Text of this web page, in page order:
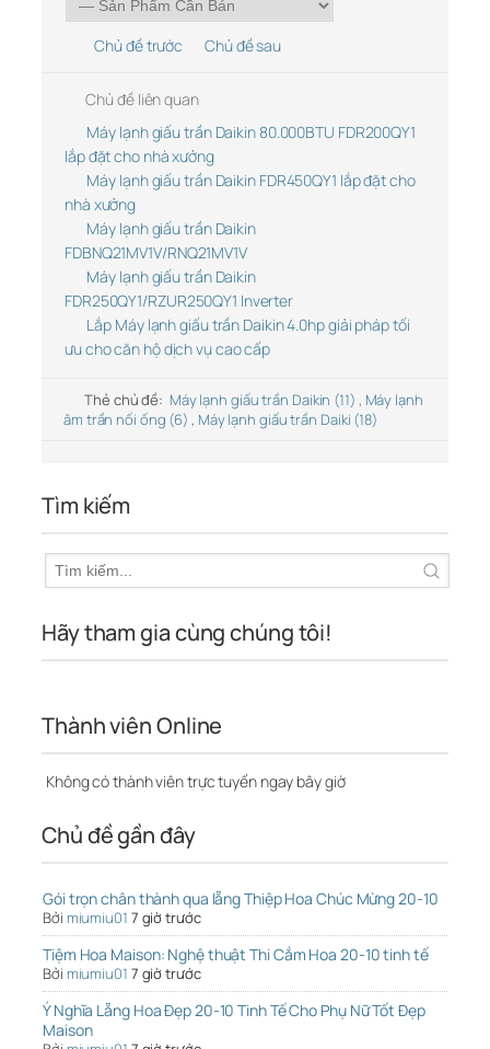
Chủ đề trước Chủ đề sau
Chủ đề liên quan
Máy lạnh giấu trần Daikin 80.000BTU FDR200QY1
lắp đặt cho nhà xưởng
Máy lạnh giấu trần Daikin FDR450QY1 lắp đặt cho
nhà xưởng
Máy lạnh giấu trần Daikin
FDBNQ21MV1V/RNQ21MV1V
Máy lạnh giấu trần Daikin
FDR250QY1/RZUR250QY1 Inverter
Lắp Máy lạnh giấu trần Daikin 4.0hp giải pháp tối
ưu cho căn hộ dịch vụ cao cấp
Thẻ chủ đề: Máy lạnh giấu trần Daikin (11) , Máy lạnh
âm trần nối ống (6), Máy lạnh giấu trần Daiki (18)
Tìm kiếm
Hãy tham gia cùng chúng tôi!
Thành viên Online
Không có thành viên trực tuyến ngay bây giờ
Chủ đề gần đây
Gói trọn chân thành qua lẵng Thiệp Hoa Chúc Mừng 20-10
Bởi miumiu01 7 giờ trước
Tiệm Hoa Maison: Nghệ thuật Thi Cắm Hoa 20-10 tinh tế
Bởi miumiu01 7 giờ trước
Ý Nghĩa Lẵng Hoa Đẹp 20-10 Tinh Tế Cho Phụ Nữ Tốt Đẹp
Maison